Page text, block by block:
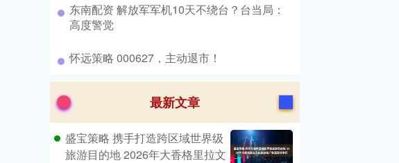
​东南配资 解放军军机10天不绕台？台当局：
高度警觉
​怀远策略 000627，主动退市！
最新文章
盛宝策略 携手打造跨区域世界级
旅游目的地 2026年大香格里拉文